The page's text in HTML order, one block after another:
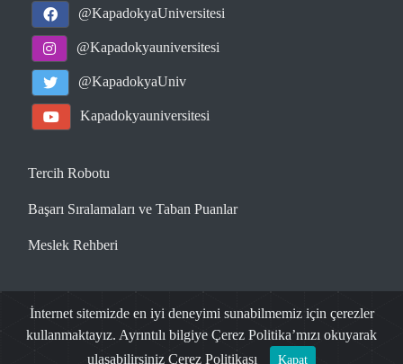
@KapadokyaUniversitesi
@Kapadokyauniversitesi
@KapadokyaUniv
Kapadokyauniversitesi
Tercih Robotu
Başarı Sıralamaları ve Taban Puanlar
Meslek Rehberi
www.universitetercihrobotu.com| 2026
- rehberesor@kapadokya.edu.tr
İnternet sitemizde en iyi deneyimi sunabilmemiz için çerezler
kullanmaktayız. Ayrıntılı bilgiye Çerez Politika’mızı okuyarak
ulaşabilirsiniz Çerez Politikası Kapat